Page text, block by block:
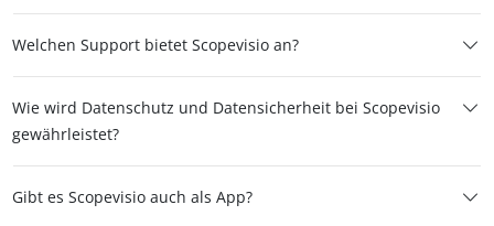
Welchen Support bietet Scopevisio an?
Wie wird Datenschutz und Datensicherheit bei Scopevisio
gewährleistet?
Gibt es Scopevisio auch als App?